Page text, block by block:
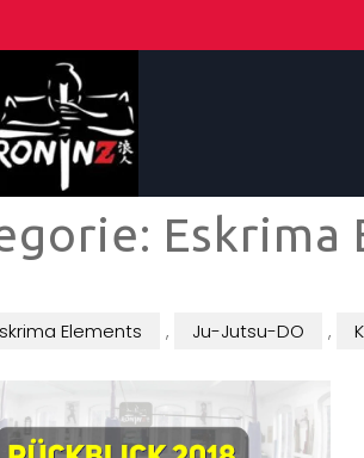
Eskrima
Elements , Ju-Jutsu-DO ,